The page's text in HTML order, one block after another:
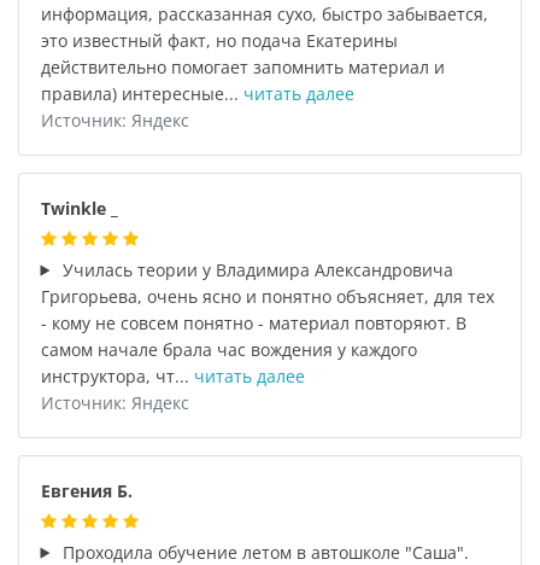
информация, рассказанная сухо, быстро забывается,
это известный факт, но подача Екатерины
действительно помогает запомнить материал и
правила) интересные... читать далее
Источник: Яндекс
Twinkle _
Училась теории у Владимира Александровича
Григорьева, очень ясно и понятно объясняет, для тех
- кому не совсем понятно - материал повторяют. В
самом начале брала час вождения у каждого
инструктора, чт... читать далее
Источник: Яндекс
Евгения Б.
Проходила обучение летом в автошколе "Саша".